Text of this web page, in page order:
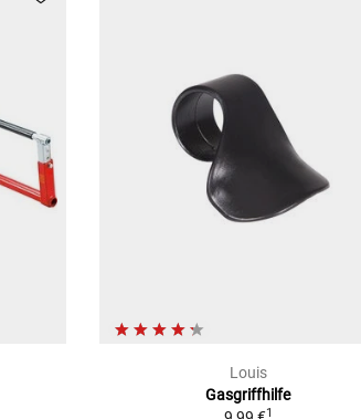
Louis
Gasgriffhilfe
1